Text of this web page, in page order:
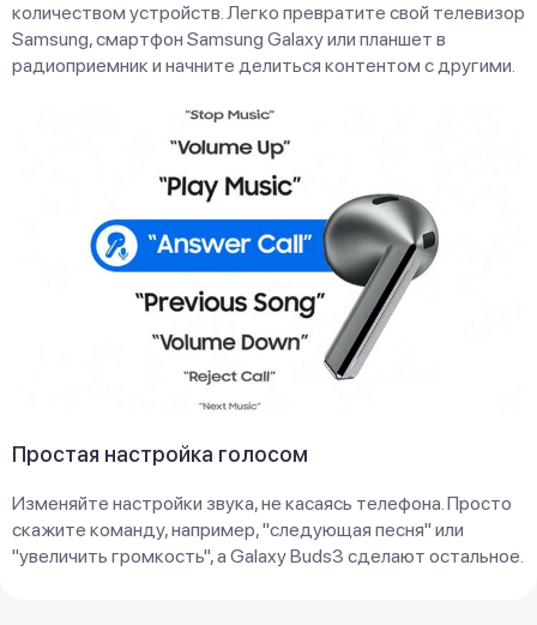
количеством устройств. Легко превратите свой телевизор
Samsung, смартфон Samsung Galaxy или планшет в
радиоприемник и начните делиться контентом с другими.
Простая настройка голосом
Изменяйте настройки звука, не касаясь телефона. Просто
скажите команду, например, "следующая песня" или
"увеличить громкость", а Galaxy Buds3 сделают остальное.